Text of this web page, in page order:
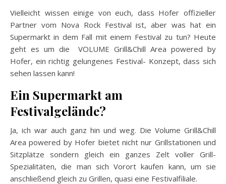
Vielleicht wissen einige von euch, dass Hofer offizieller
Partner vom Nova Rock Festival ist, aber was hat ein
Supermarkt in dem Fall mit einem Festival zu tun? Heute
geht es um die VOLUME Grill&Chill Area powered by
Hofer, ein richtig gelungenes Festival- Konzept, dass sich
sehen lassen kann!
Ein Supermarkt am
Festivalgelände?
Ja, ich war auch ganz hin und weg. Die Volume Grill&Chill
Area powered by Hofer bietet nicht nur Grillstationen und
Sitzplätze sondern gleich ein ganzes Zelt voller Grill-
Spezialitäten, die man sich Vorort kaufen kann, um sie
anschließend gleich zu Grillen, quasi eine Festivalfiliale.